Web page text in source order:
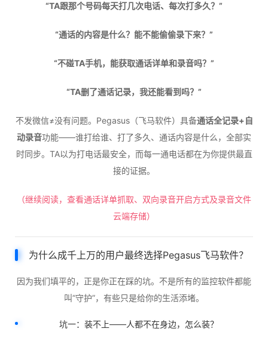
“TA跟那个号码每天打几次电话、每次打多久？”
“通话的内容是什么？能不能偷偷录下来？”
“不碰TA手机，能获取通话详单和录音吗？”
“TA删了通话记录，我还能看到吗？”
不发微信≠没有问题。Pegasus（飞马软件）具备通话全记录+自
动录音功能——谁打给谁、打了多久、通话内容是什么，全部实
时同步。TA以为打电话最安全，而每一通电话都在为你提供最直
接的证据。
（继续阅读，查看通话详单抓取、双向录音开启方式及录音文件
云端存储）
为什么成千上万的用户最终选择Pegasus飞马软件？
因为我们填平的，正是你正在踩的坑。不是所有的监控软件都能
叫“守护”，有些只是给你的生活添堵。
坑一：装不上——人都不在身边，怎么装？